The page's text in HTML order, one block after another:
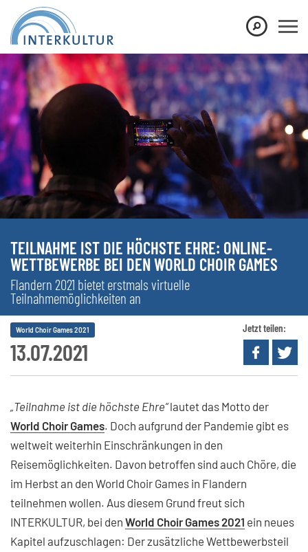
TEILNAHME IST DIE HÖCHSTE EHRE: ONLINE-
WETTBEWERBE BEI DEN WORLD CHOIR GAMES
Flandern 2021 bietet erstmals virtuelle
Teilnahmemöglichkeiten an
13.07.2021
World Choir Games 2021 Jetzt teilen:
„Teilnahme ist die höchste Ehre“lautet das Motto der
World Choir Games. Doch aufgrund der Pandemie gibt es
weltweit weiterhin Einschränkungen in den
Reisemöglichkeiten. Davon betroffen sind auch Chöre, die
im Herbst an den World Choir Games in Flandern
teilnehmen wollen. Aus diesem Grund freut sich
INTERKULTUR, bei den World Choir Games 2021 ein neues
Kapitel aufzuschlagen: Der zusätzliche Wettbewerbsteil